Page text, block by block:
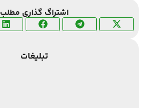
اشتراگ گذاری مطلب
تبلیغات